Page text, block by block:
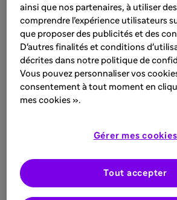
ainsi que nos partenaires, à utiliser
comprendre l’expérience utilisateurs
que proposer des publicités et des
D'autres finalités et conditions
décrites dans notre politique de
Vous pouvez personnaliser vos
consentement à tout moment en
mes cookies ».
Gérer mes cookies
Tout accepter